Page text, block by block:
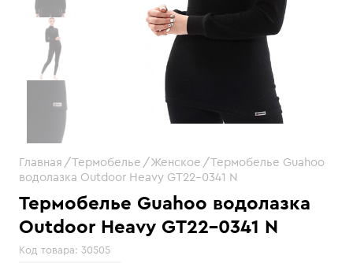
Термобелье Guahoo водолазка
Outdoor Heavy GT22-0341 N
Код товара: 30505
Главная Термобелье Женское
Термобелье Guahoo
водолазка Outdoor Heavy GT22-0341 N